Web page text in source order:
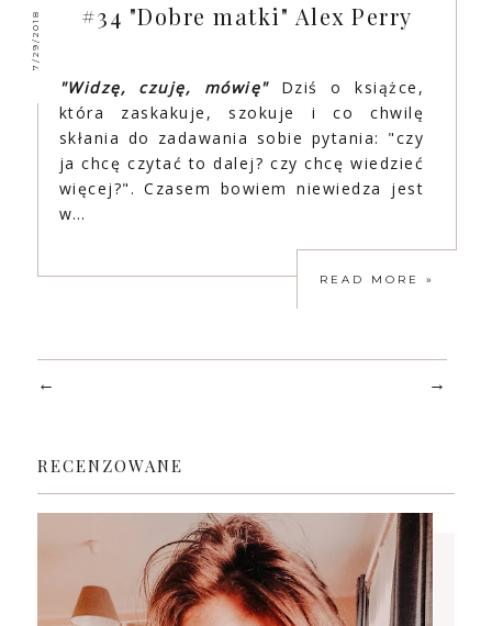
7/29/2018 #34 "Dobre matki" Alex Perry
"Widzę, czuję, mówię"Dziś o książce,
która zaskakuje, szokuje i co chwilę
skłania do zadawania sobie pytania: "czy
ja chcę czytać to dalej? czy chcę wiedzieć
więcej?". Czasem bowiem niewiedza jest
w…
READ MORE »
← →
RECENZOWANE